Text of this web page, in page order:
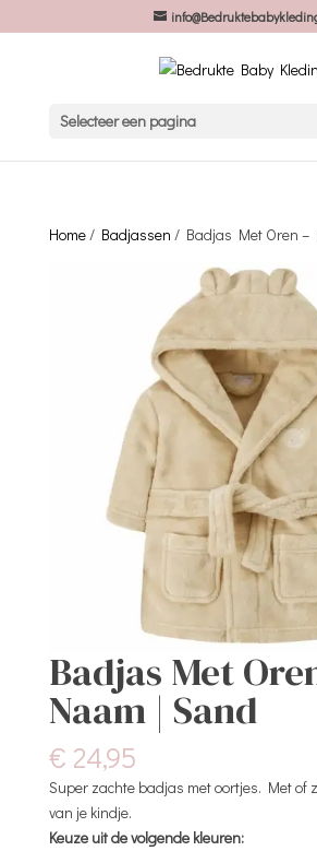
Selecteer een pagina
Home/ Badjassen / Badjas Met Oren –
Badjas Met
Naam | Sand
€ 24,95
Super zachte badjas met oortjes. Met of
van je kindje.
Keuze uit de volgende kleuren: